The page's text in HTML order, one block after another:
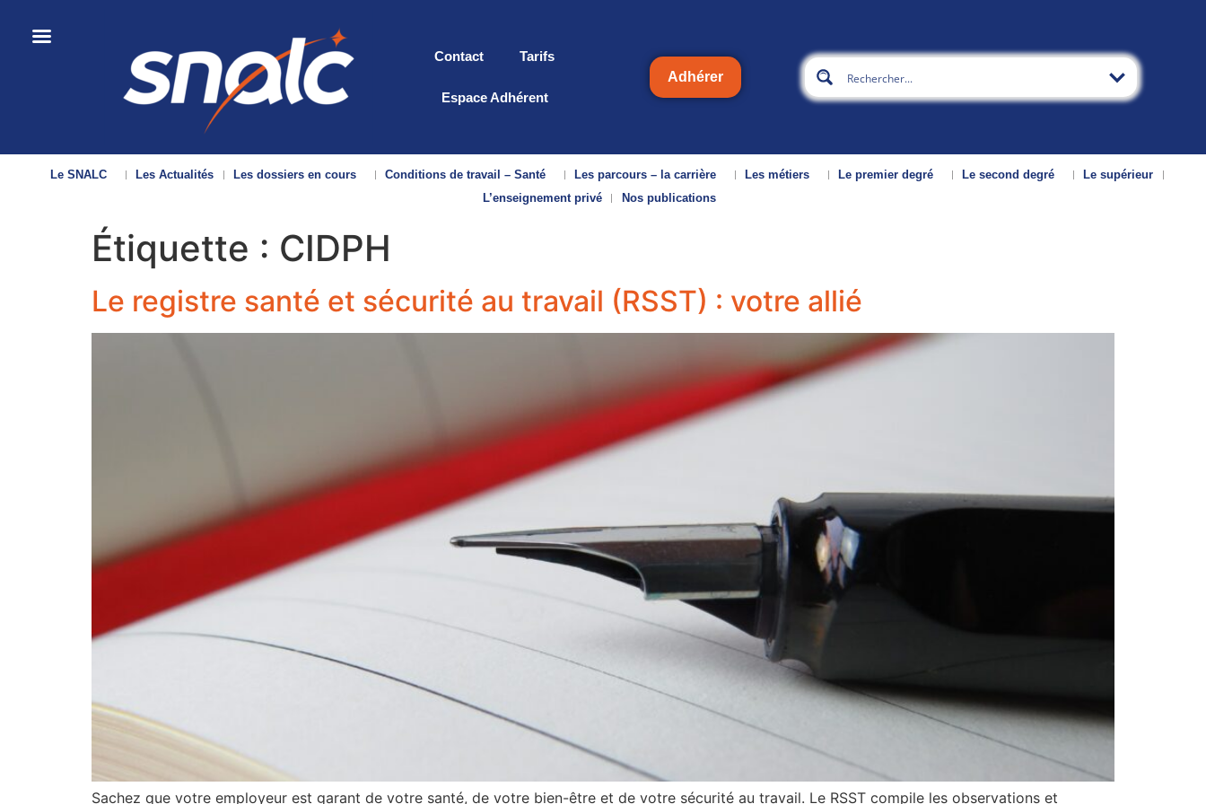
Contact Tarifs
Espace Adhérent
Adhérer
Le SNALC Les Actualités Les dossiers en cours Conditions de travail – Santé Les parcours – la carrière Les métiers Le premier degré Le second degré
Le supérieur
L’enseignement privé
Nos publications
Étiquette : CIDPH
Le registre santé et sécurité au travail (RSST) : votre allié
Sachez que votre employeur est garant de votre santé, de votre bien-être et de votre sécurité au travail. Le RSST compile les observations et